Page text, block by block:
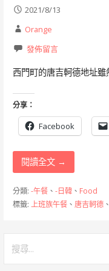
2021/8/13
Orange
發佈留言
西門町的唐吉軻德地址
分享：
Facebook
閱讀全文 →
分類: -午餐、 -日韓、 Food
標籤: 上班族午餐、 唐吉軻德、